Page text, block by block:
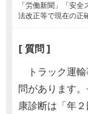
「労働新聞」「安
法改正等で現在の正
[ 質問 ]
トラック運輸
問があります
康診断は「年